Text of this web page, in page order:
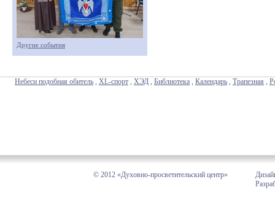
Другие события
Небеси подобная обитель , XL-спорт , ХЭД , Библиотека , Календарь , Трапезная ,
© 2012 «Духовно-просветительский центр»